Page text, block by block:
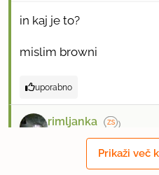
in kaj je to?
mislim browni
uporabno
rimljanka
član od 2005 17907 sporočil
16.12.2007 ob 17:33
Prikaži več